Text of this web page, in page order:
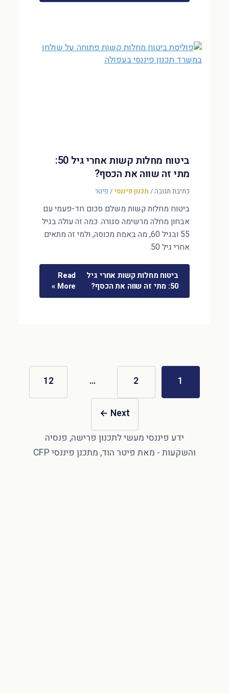
ביטוח מחלות קשות אחרי גיל 50:
מתי זה שווה את הכסף?
כתיבת תגובה/ תכנון פיננסי/ פיטר
ביטוח מחלות קשות משלם סכום חד-פעמי עם
אבחון מחלה מרשימה סגורה. כמה זה עולה בגיל
55 ובגיל 60, מה באמת מכוסה, ולמי זה מתאים
אחרי גיל 50.
ביטוח מחלות קשות אחרי גיל
50: מתי זה שווה את הכסף?
Read
More »
1
2
…
12
Next
←